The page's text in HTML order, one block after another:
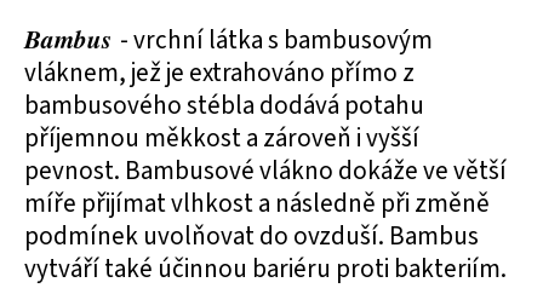
Bambus - vrchní látka s bambusovým
vláknem, jež je extrahováno přímo z
bambusového stébla dodává potahu
příjemnou měkkost a zároveň i vyšší
pevnost. Bambusové vlákno dokáže ve větší
míře přijímat vlhkost a následně při změně
podmínek uvolňovat do ovzduší. Bambus
vytváří také účinnou bariéru proti bakteriím.